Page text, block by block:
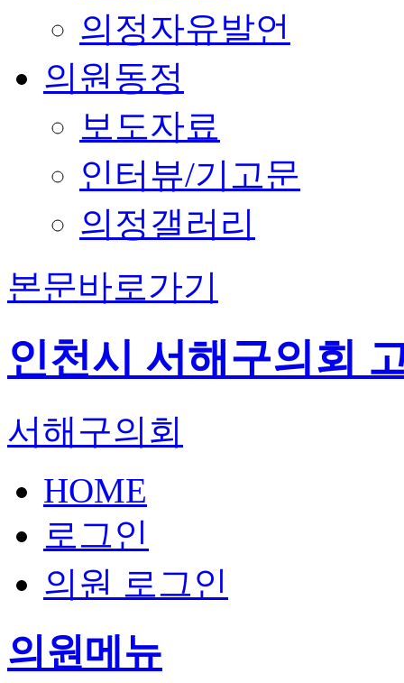
의정자유발언
의원동정
보도자료
인터뷰/기고문
의정갤러리
본문바로가기
인천시 서해구의회
서해구의회
HOME
로그인
의원 로그인
의원메뉴